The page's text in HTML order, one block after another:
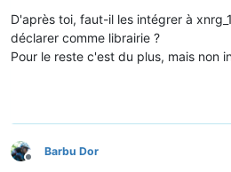
D'après toi, faut-il les intégrer à
déclarer comme librairie ?
Pour le reste c'est du plus, mais non
Offline
Barbu Dor